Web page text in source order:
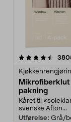
pakning
Kåret til
svenske Afton...
Utførelse: Grå/
4.5av 5